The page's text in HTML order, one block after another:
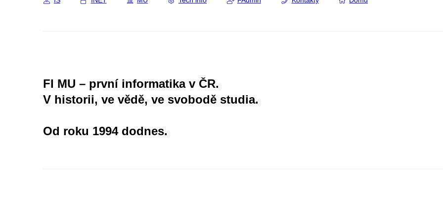
FI MU – první informatika v ČR.
V historii, ve vědě, ve svobodě studia.
Od roku 1994 dodnes.